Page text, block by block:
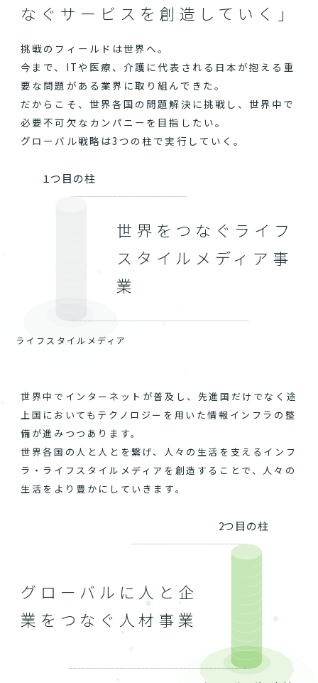
なぐサービスを創造していく」
挑戦のフィールドは世界へ。
今まで、ITや医療、介護に代表される日本が抱える重
要な問題がある業界に取り組んできた。
だからこそ、世界各国の問題解決に挑戦し、世界中で
必要不可欠なカンパニーを目指したい。
グローバル戦略は3つの柱で実行していく。
１つ目の柱
ライフスタイルメディア
世界をつなぐライフ
スタイルメディア事
業
世界中でインターネットが普及し、先進国だけでなく途
上国においてもテクノロジーを用いた情報インフラの整
備が進みつつあります。
世界各国の人と人とを繋げ、人々の生活を支えるインフ
ラ・ライフスタイルメディアを創造することで、人々の
生活をより豊かにしていきます。
グローバルに人と企
業をつなぐ人材事業
2つ目の柱